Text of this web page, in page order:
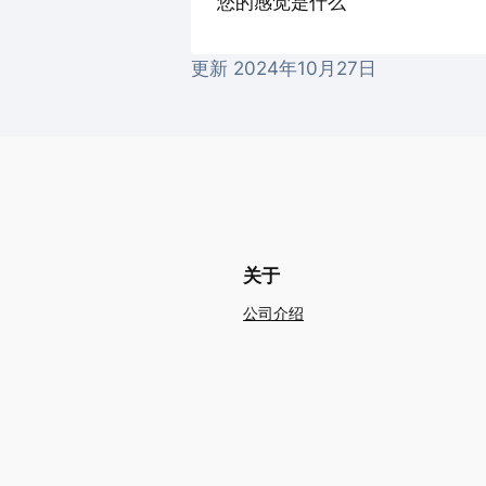
更新 2024年10月27日
关于
公司介绍